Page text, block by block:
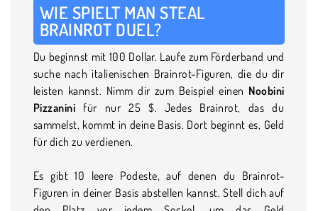
WIE SPIELT MAN STEAL
BRAINROT DUEL?
Du beginnst mit 100 Dollar. Laufe zum Förderband und
suche nach italienischen Brainrot-Figuren, die du dir
leisten kannst. Nimm dir zum Beispiel einen Noobini
Pizzanini für nur 25 $. Jedes Brainrot, das du
sammelst, kommt in deine Basis. Dort beginnt es, Geld
für dich zu verdienen.
Es gibt 10 leere Podeste, auf denen du Brainrot-
Figuren in deiner Basis abstellen kannst. Stell dich auf